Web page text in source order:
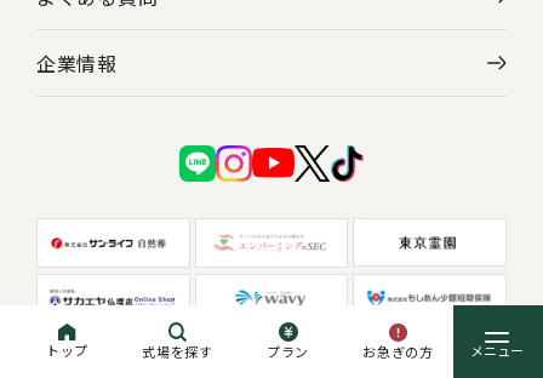
トップ 式場を探す プラン お急ぎの方
企業情報